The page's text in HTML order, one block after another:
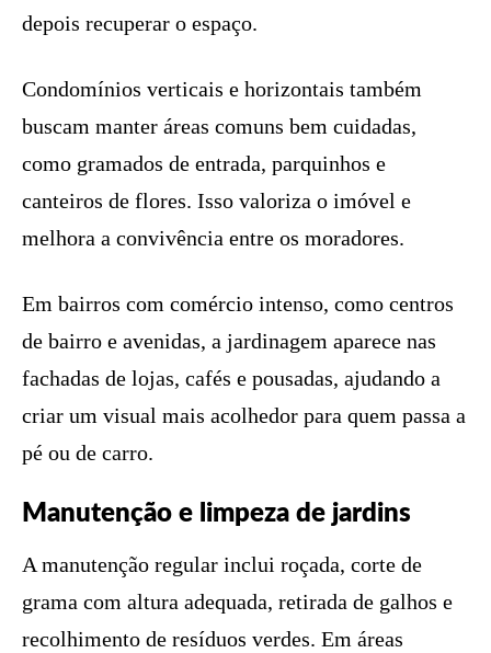
depois recuperar o espaço.
Condomínios verticais e horizontais também
buscam manter áreas comuns bem cuidadas,
como gramados de entrada, parquinhos e
canteiros de flores. Isso valoriza o imóvel e
melhora a convivência entre os moradores.
Em bairros com comércio intenso, como centros
de bairro e avenidas, a jardinagem aparece nas
fachadas de lojas, cafés e pousadas, ajudando a
criar um visual mais acolhedor para quem passa a
pé ou de carro.
Manutenção e limpeza de jardins
A manutenção regular inclui roçada, corte de
grama com altura adequada, retirada de galhos e
recolhimento de resíduos verdes. Em áreas